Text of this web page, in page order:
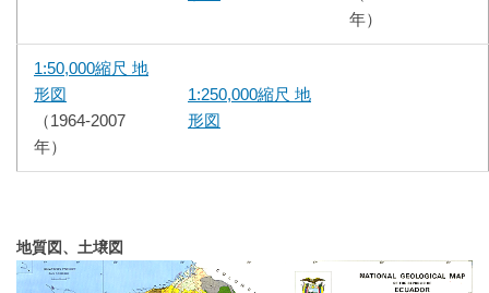
年）
1:50,000縮尺 地
形図
（1964-2007
年）
1:250,000縮尺 地
形図
地質図、土壌図